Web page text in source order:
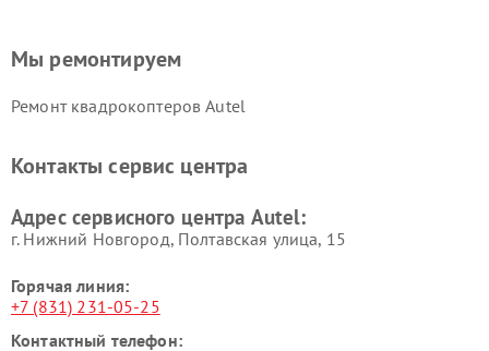
Мы ремонтируем
Ремонт квадрокоптеров Autel
Контакты сервис центра
Адрес сервисного центра Autel:
г. Нижний Новгород, Полтавская улица, 15
Горячая линия:
+7 (831) 231-05-25
Контактный телефон: